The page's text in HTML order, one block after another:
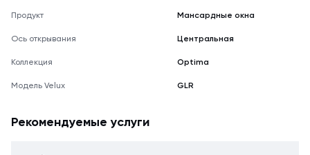
Продукт Мансардные окна
Ось открывания Центральная
Коллекция Optima
Модель Velux GLR
Рекомендуемые услуги